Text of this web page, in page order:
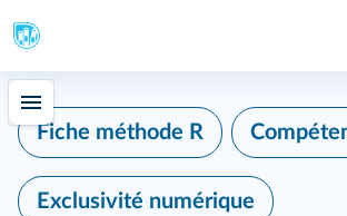
Fiche méthode R
Exclusivité numérique